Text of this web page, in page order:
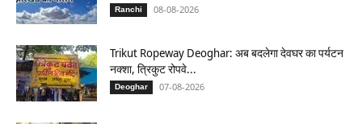
Ranchi 08-08-2026
Trikut Ropeway Deoghar: अब बदलेगा देवघर का पर्यटन
नक्शा, त्रिकुट रोपवे...
Deoghar 07-08-2026